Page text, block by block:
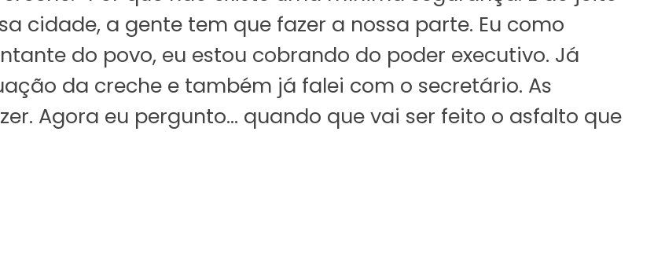
cidade, a gente tem que fazer a nossa parte. Eu como
do povo, eu estou cobrando do poder executivo. Já
da creche e também já falei com o secretário. As
Agora eu pergunto… quando que vai ser feito o asfalto que